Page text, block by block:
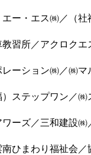
ー・エス㈱／（
習所／アクロク
ーション㈱／㈱
ステップワン／
ーズ／三和建設
ひまわり福祉会